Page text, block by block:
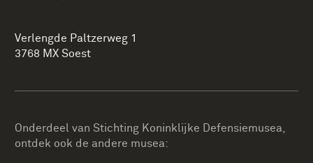
Verlengde Paltzerweg 1
3768 MX Soest
Onderdeel van Stichting Koninklijke Defensiemusea,
ontdek ook de andere musea: